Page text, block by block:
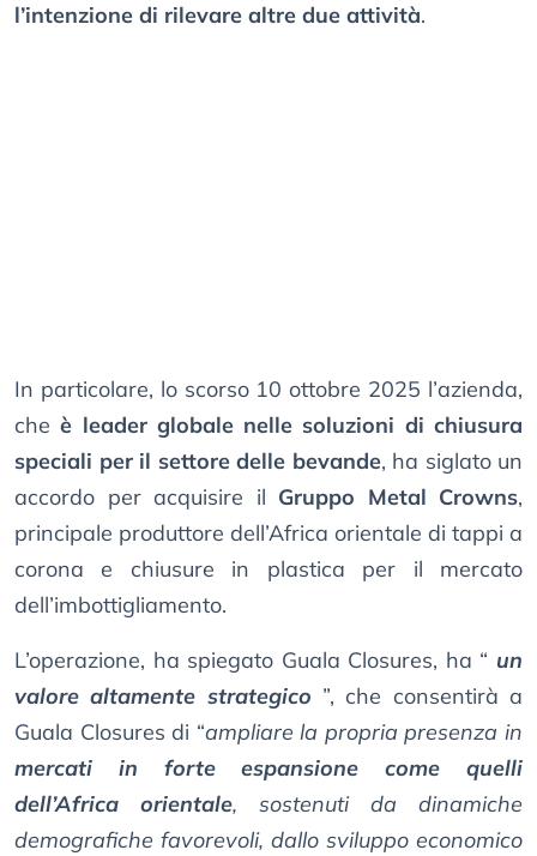
l’intenzione di rilevare altre due attività.
In particolare, lo scorso 10 ottobre 2025 l’azienda,
cheè leader globale nelle soluzioni di chiusura
speciali per il settore delle bevande, ha siglato un
accordo per acquisire il Gruppo Metal Crowns,
principale produttore dell’Africa orientale di tappi a
corona e chiusure in plastica per il mercato
dell’imbottigliamento.
L’operazione, ha spiegato Guala Closures, ha “ un
valore altamente strategico ”, che consentirà a
Guala Closures di “ampliare la propria presenza in
mercati in forte espansione come quelli
dell’Africa orientale, sostenuti da dinamiche
demografiche favorevoli, dallo sviluppo economico